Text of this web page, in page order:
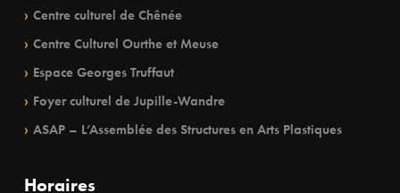
Centre culturel de Chênée
Centre Culturel Ourthe et Meuse
Espace Georges Truffaut
Foyer culturel de Jupille-Wandre
ASAP – L’Assemblée des Structures en Arts Plastiques
Horaires